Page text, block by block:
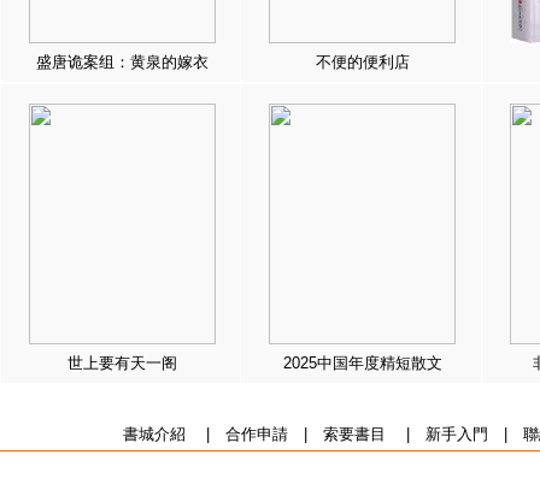
盛唐诡案组：黄泉的嫁衣 不便的便利店
世上要有天一阁 2025中国年度精短散文
書城介紹 合作申請| 索要書目 新手入門